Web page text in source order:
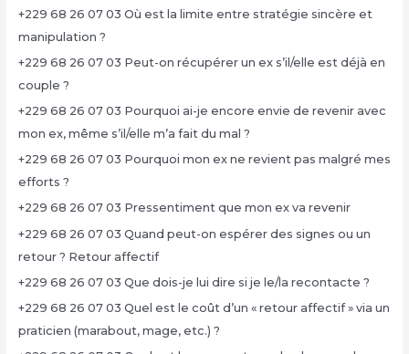
+229 68 26 07 03 Où est la limite entre stratégie sincère et
manipulation ?
+229 68 26 07 03 Peut-on récupérer un ex s’il/elle est déjà en
couple ?
+229 68 26 07 03 Pourquoi ai-je encore envie de revenir avec
mon ex, même s’il/elle m’a fait du mal ?
+229 68 26 07 03 Pourquoi mon ex ne revient pas malgré mes
efforts ?
+229 68 26 07 03 Pressentiment que mon ex va revenir
+229 68 26 07 03 Quand peut-on espérer des signes ou un
retour ? Retour affectif
+229 68 26 07 03 Que dois-je lui dire si je le/la recontacte ?
+229 68 26 07 03 Quel est le coût d’un « retour affectif » via un
praticien (marabout, mage, etc.) ?